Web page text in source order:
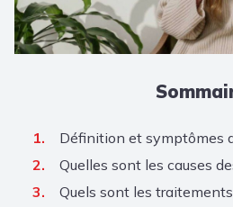
Définition et symptômes
Quelles sont les causes
Quels sont les